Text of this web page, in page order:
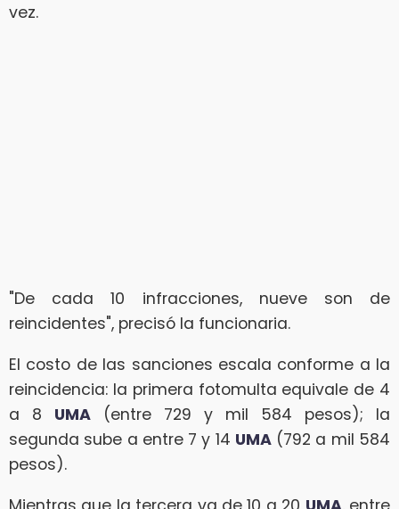
vez.
"De cada 10 infracciones, nueve son de
reincidentes", precisó la funcionaria.
El costo de las sanciones escala conforme a la
reincidencia: la primera fotomulta equivale de 4
a 8 UMA (entre 729 y mil 584 pesos); la
segunda sube a entre 7 y 14 UMA(792 a mil 584
pesos).